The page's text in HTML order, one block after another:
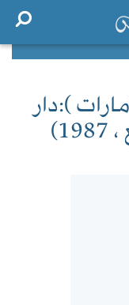
):دار